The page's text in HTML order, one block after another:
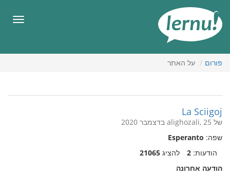
העניינים
פורום על האתר
La Sciigoj
של alighozali, 25 בדצמבר 2020
שפה: Esperanto
הודעות: 2 להציג 21065
הודעה אחרונה